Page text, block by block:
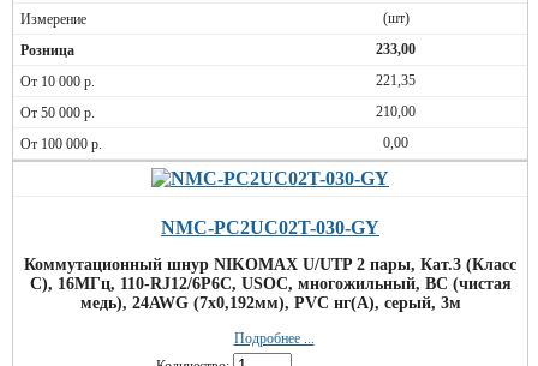
(шт)
233,00
221,35
210,00
0,00
NMC-PC2UC02T-030-GY
Коммутационный шнур NIKOMAX U/UTP 2 пары, Кат.3 (Класс
C), 16МГц, 110-RJ12/6P6C, USOC, многожильный, BC (чистая
медь), 24AWG (7х0,192мм), PVC нг(А), серый, 3м
Подробнее ...